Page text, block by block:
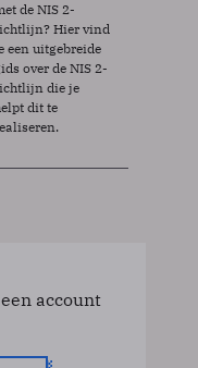
de NIS 2-
Hier vind
een uitgebreide
over de NIS 2-
die je
dit te
account